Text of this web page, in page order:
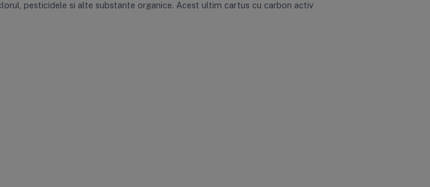
pesticidele si alte substante organice. Acest ultim cartus cu carbon activ